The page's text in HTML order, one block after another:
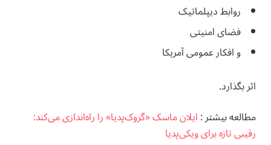
روابط دیپلماتیک
فضای امنیتی
و افکار عمومی آمریکا
اثر بگذارد.
مطالعه بيشتر :ایلان ماسک «گروک‌پدیا» را راه‌اندازی می‌کند:
رقیبی تازه برای ویکی‌پدیا